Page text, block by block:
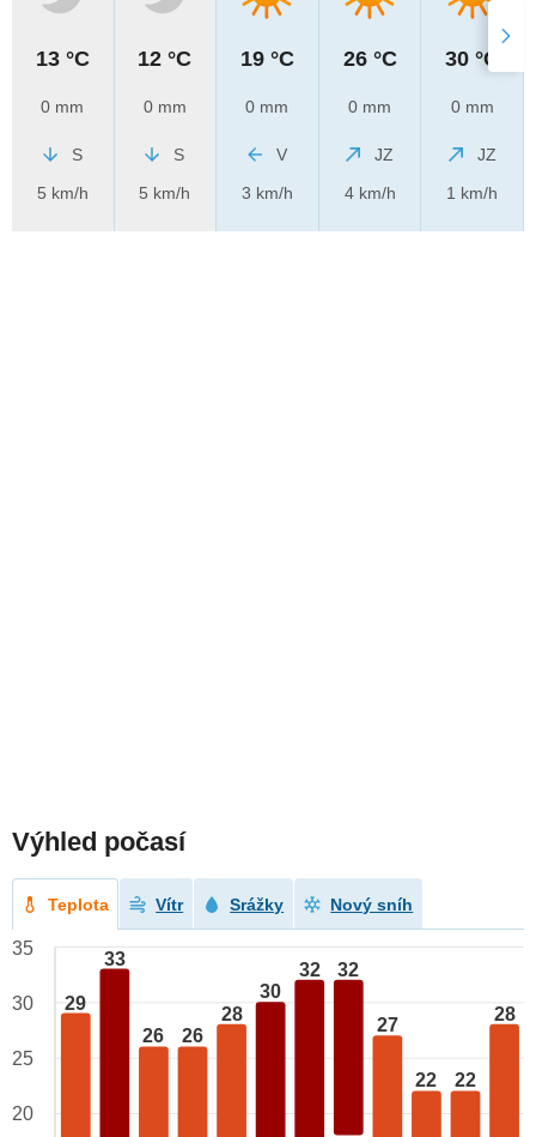
13 °C
0 mm
S
5 km/h
12 °C
0 mm
S
5 km/h
19 °C
0 mm
V
3 km/h
26 °C
0 mm
JZ
4 km/h
30 °C
0 mm
JZ
1 km/h
Výhled počasí
Teplota Vítr Srážky Nový sníh
29
33
26 26
28
30
32 32
27
22 22
28
35
30
25
20